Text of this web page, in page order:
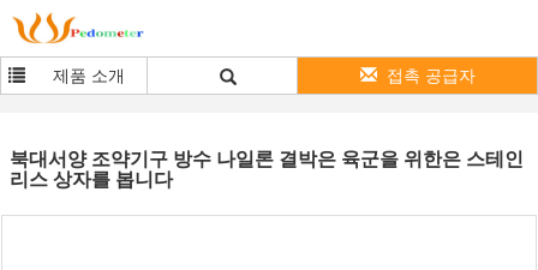
제품 소개 접촉 공급자
북대서양 조약기구 방수 나일론 결박은 육군을 위한은 스테인
리스 상자를 봅니다